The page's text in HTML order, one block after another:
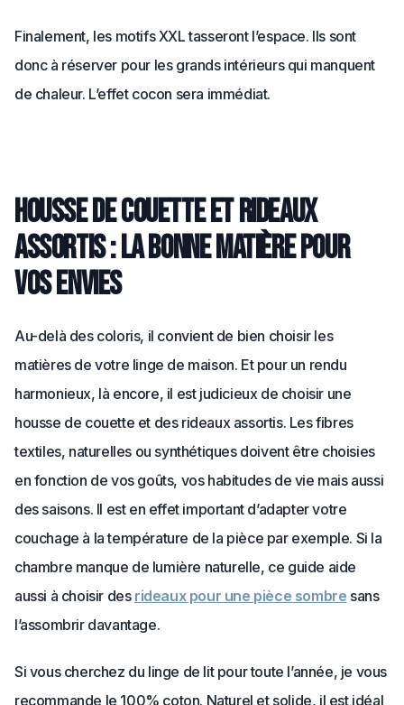
Finalement, les motifs XXL tasseront l’espace. Ils sont
donc à réserver pour les grands intérieurs qui manquent
de chaleur. L’effet cocon sera immédiat.
Housse de couette et rideaux
assortis : la bonne matière pour
vos envies
Au-delà des coloris, il convient de bien choisir les
matières de votre linge de maison. Et pour un rendu
harmonieux, là encore, il est judicieux de choisir une
housse de couette et des rideaux assortis. Les fibres
textiles, naturelles ou synthétiques doivent être choisies
en fonction de vos goûts, vos habitudes de vie mais aussi
des saisons. Il est en effet important d’adapter votre
couchage à la température de la pièce par exemple. Si la
chambre manque de lumière naturelle, ce guide aide
aussi à choisir des rideaux pour une pièce sombre sans
l’assombrir davantage.
Si vous cherchez du linge de lit pour toute l’année, je vous
recommande le 100% coton. Naturel et solide, il est idéal